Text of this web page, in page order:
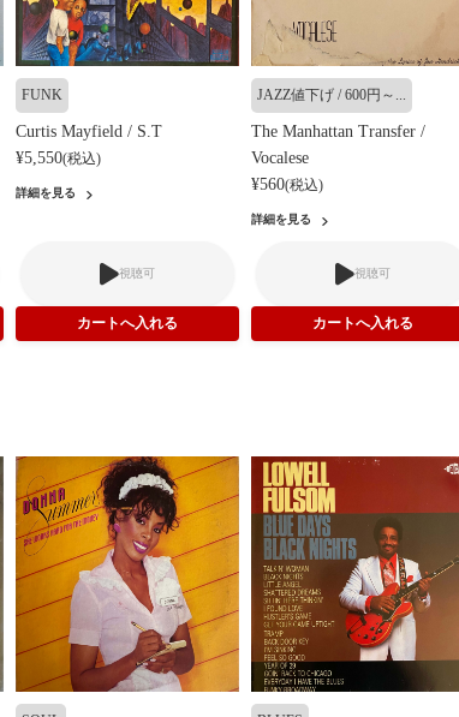
FUNK
Curtis Mayfield / S.T
¥5,550(税込)
詳細を見る
視聴可
JAZZ値下げ / 600円～...
The Manhattan Transfer /
Vocalese
¥560(税込)
詳細を見る
視聴可